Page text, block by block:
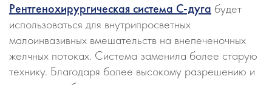
Рентгенохирургическая система С-дуга будет
использоваться для внутрипросветных
малоинвазивных вмешательств на внепеченочных
желчных потоках. Система заменила более старую
технику. Благодаря более высокому разрешению и